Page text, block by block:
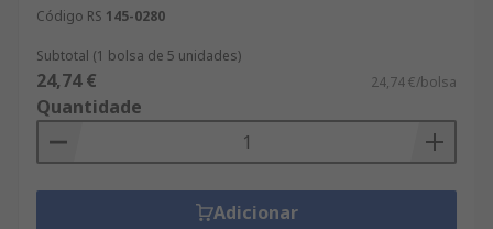
Código RS 145-0280
Subtotal (1 bolsa de 5 unidades)
24,74 € 24,74 €/bolsa
Quantidade
Adicionar